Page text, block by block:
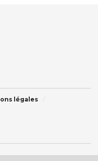
légales